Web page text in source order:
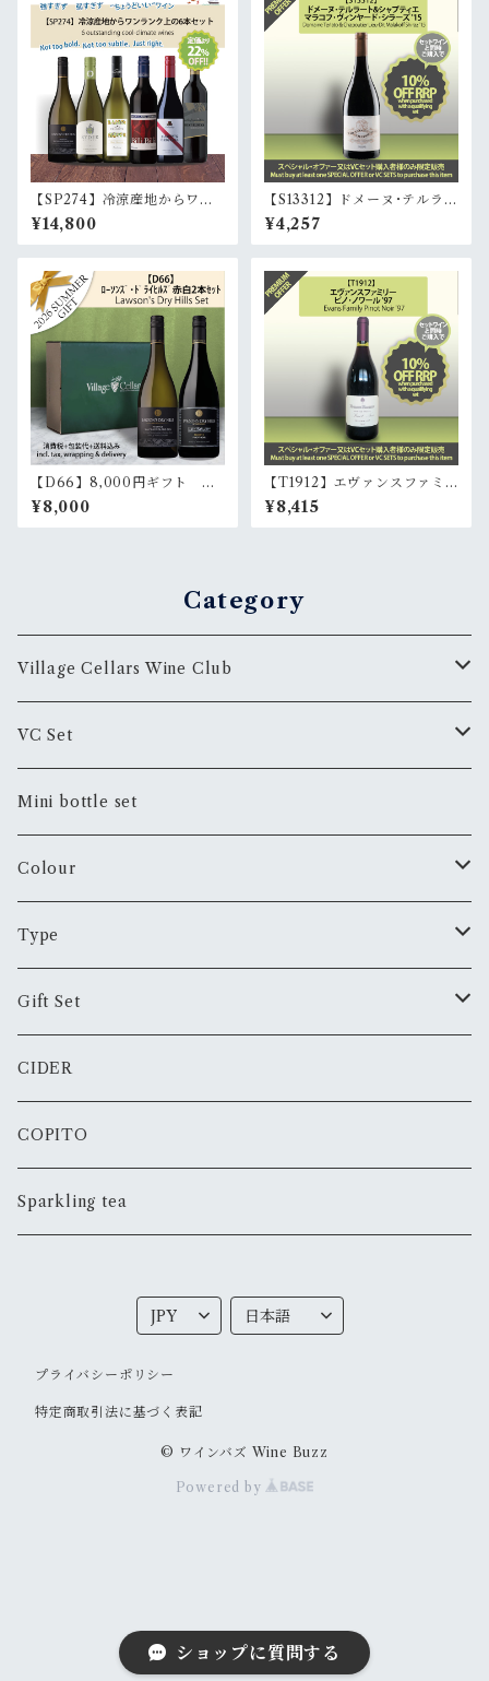
ショップに質問する
【SP274】冷涼産地からワン
ランク上の6本セット (白3
本・赤3本)｜ 6 outstanding
cool-climate wines (3whit
¥14,800
【S13312】ドメーヌ･テルラー
ト&シャプティエ･マラコフ･ヴ
ィンヤード･シラーズ '15 | Do
maine Terlato & Chapoutie
'15
¥4,257
【D66】8,000円ギフト ロ
ーソンズ･ドライヒルズ白赤2
本セット | Lawson's Dry Hil
ls Gift wrapping 2 bottles s
¥8,000
【T1912】エヴァンスファミ
リー･ピノ･ノワール '97 | Eva
ns Family Pinot Noir '97
¥8,415
Category
Village Cellars Wine Club
スペシャル・オファー Special Offer
プレミアム・オファー Premium Offer
VC Set
おまかせセットVC Set
プレミアム・オファー Premium Offer
Mini bottle set
Colour
White
Rose
Red
Orange
Type
Still
Sparkling
Fortified
Gift Set
JTB Collaboration
Father's day
CIDER
COPITO
Sparkling tea
プライバシーポリシー
特定商取引法に基づく表記
© ワインバズ Wine Buzz
Powered by